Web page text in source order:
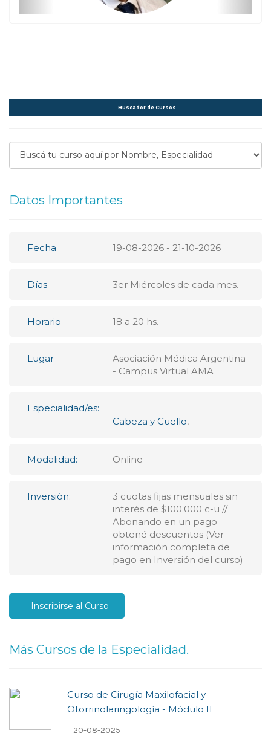
Buscador de Cursos
Datos Importantes
Fecha 19-08-2026 - 21-10-2026
Días 3er Miércoles de cada mes.
Horario 18 a 20 hs.
Lugar
Asociación Médica Argentina
- Campus Virtual AMA
Especialidad/es:
Cabeza y Cuello,
Modalidad: Online
Inversión:
3 cuotas fijas mensuales sin
interés de $100.000 c-u //
Abonando en un pago
obtené descuentos (Ver
información completa de
pago en Inversión del curso)
Inscribirse al Curso
Más Cursos de la Especialidad.
Curso de Cirugía Maxilofacial y
Otorrinolaringología - Módulo II
20-08-2025